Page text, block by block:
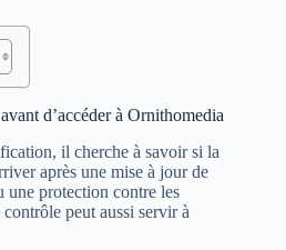
d’accéder à Ornithomedia
il cherche à savoir si la
après une mise à jour de
une protection contre les
contrôle peut aussi servir à